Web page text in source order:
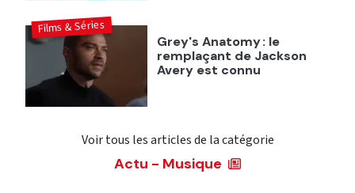
Grey's Anatomy : le
remplaçant de Jackson
Avery est connu
Films & Séries
Voir tous les articles de la catégorie
Actu - Musique